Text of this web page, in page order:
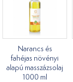
Narancs és
fahéjas növényi
alapú masszázsolaj
1000 ml